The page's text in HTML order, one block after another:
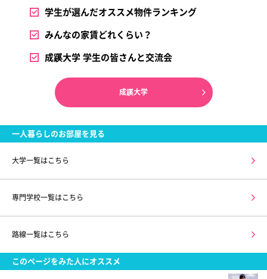
学生が選んだオススメ物件ランキング
みんなの家賃どれくらい？
成蹊大学 学生の皆さんと交流会
成蹊大学
一人暮らしのお部屋を見る
大学一覧はこちら
専門学校一覧はこちら
路線一覧はこちら
このページをみた人にオススメ